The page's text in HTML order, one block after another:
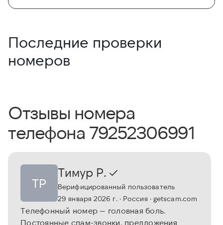
Последние проверки
номеров
Отзывы номера
телефона 79252306991
ТР
Тимур Р.
Верифицированный пользователь
29 января 2026 г.· Россия · getscam.com
Телефонный номер — головная боль.
Постоянные спам-звонки, предложения